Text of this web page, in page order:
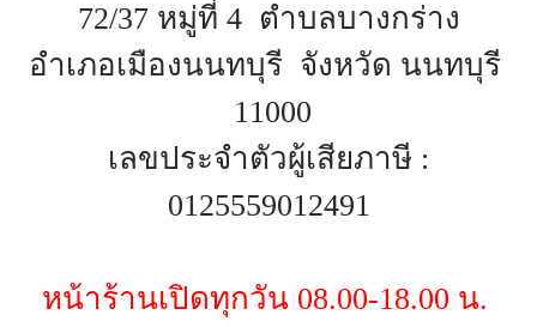
72/37 หมู่ที่ 4 ตำบลบางกร่าง
อำเภอเมืองนนทบุรี จังหวัด นนทบุรี
11000
เลขประจำตัวผู้เสียภาษี :
0125559012491
หน้าร้านเปิดทุกวัน 08.00-18.00 น.